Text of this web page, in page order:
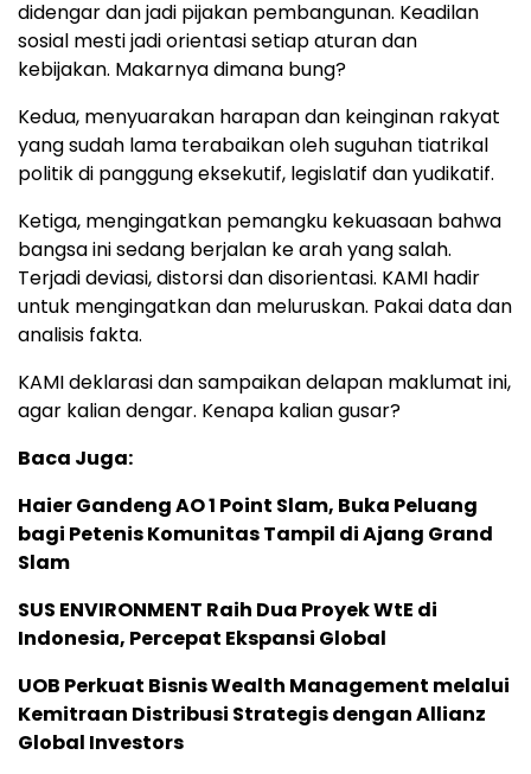
didengar dan jadi pijakan pembangunan. Keadilan
sosial mesti jadi orientasi setiap aturan dan
kebijakan. Makarnya dimana bung?
Kedua, menyuarakan harapan dan keinginan rakyat
yang sudah lama terabaikan oleh suguhan tiatrikal
politik di panggung eksekutif, legislatif dan yudikatif.
Ketiga, mengingatkan pemangku kekuasaan bahwa
bangsa ini sedang berjalan ke arah yang salah.
Terjadi deviasi, distorsi dan disorientasi. KAMI hadir
untuk mengingatkan dan meluruskan. Pakai data dan
analisis fakta.
KAMI deklarasi dan sampaikan delapan maklumat ini,
agar kalian dengar. Kenapa kalian gusar?
Baca Juga:
Haier Gandeng AO 1 Point Slam, Buka Peluang
bagi Petenis Komunitas Tampil di Ajang Grand
Slam
SUS ENVIRONMENT Raih Dua Proyek WtE di
Indonesia, Percepat Ekspansi Global
UOB Perkuat Bisnis Wealth Management melalui
Kemitraan Distribusi Strategis dengan Allianz
Global Investors